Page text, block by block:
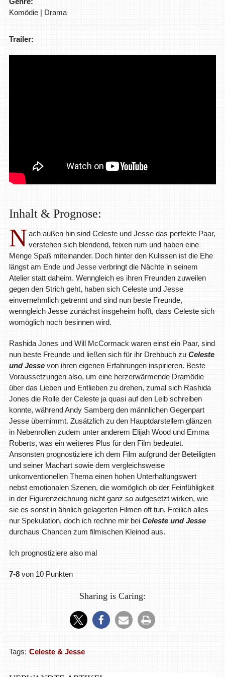
Komödie | Drama
Trailer:
Inhalt & Prognose:
N ach außen hin sind Celeste und Jesse das perfekte Paar,
verstehen sich blendend, feixen rum und haben eine
Menge Spaß miteinander. Doch hinter den Kulissen ist die Ehe
längst am Ende und Jesse verbringt die Nächte in seinem
Atelier statt daheim. Wenngleich es ihren Freunden zuweilen
gegen den Strich geht, haben sich Celeste und Jesse
einvernehmlich getrennt und sind nun beste Freunde,
wenngleich Jesse zunächst insgeheim hofft, dass Celeste sich
womöglich noch besinnen wird.
Rashida Jones und Will McCormack waren einst ein Paar, sind
nun beste Freunde und ließen sich für ihr Drehbuch zu Celeste
und Jessevon ihren eigenen Erfahrungen inspirieren. Beste
Voraussetzungen also, um eine herzerwärmende Dramödie
über das Lieben und Entlieben zu drehen, zumal sich Rashida
Jones die Rolle der Celeste ja quasi auf den Leib schreiben
konnte, während Andy Samberg den männlichen Gegenpart
Jesse übernimmt. Zusätzlich zu den Hauptdarstellern glänzen
in Nebenrollen zudem unter anderem Elijah Wood und Emma
Roberts, was ein weiteres Plus für den Film bedeutet.
Ansonsten prognostiziere ich dem Film aufgrund der Beteiligten
und seiner Machart sowie dem vergleichsweise
unkonventionellen Thema einen hohen Unterhaltungswert
nebst emotionalen Szenen, die womöglich ob der Feinfühligkeit
in der Figurenzeichnung nicht ganz so aufgesetzt wirken, wie
sie es sonst in ähnlich gelagerten Filmen oft tun. Freilich alles
nur Spekulation, doch ich rechne mir bei Celeste und Jesse
durchaus Chancen zum filmischen Kleinod aus.
Ich prognostiziere also mal
7-8von 10 Punkten
Sharing is Caring:
Tags: Celeste & Jesse